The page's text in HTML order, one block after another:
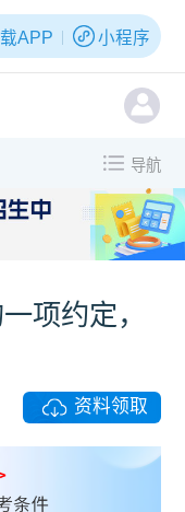
APP 小程序
导航
项约定，
资料领取